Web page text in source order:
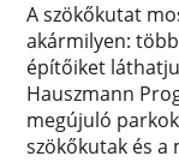
A szökőkutat
akármilyen:
építőiket
Hauszmann
megújuló
szökőkutak és a